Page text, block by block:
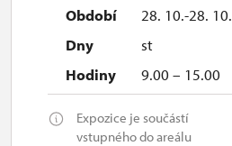
28. 10.-28. 10.
st
9.00 – 15.00
Expozice je součástí
vstupného do areálu